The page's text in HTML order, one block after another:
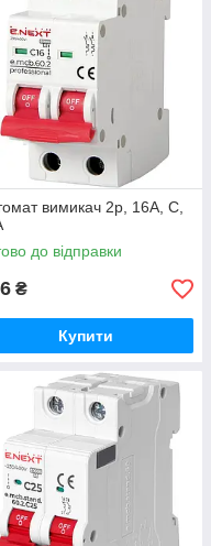
вимикач 2р, 16А, C,
до відправки
₴
Купити